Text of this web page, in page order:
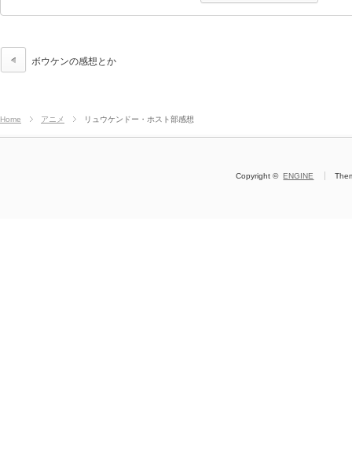
ボウケンの感想とか
Home アニメ リュウケンドー・ホスト部感想
Copyright ©ENGINE